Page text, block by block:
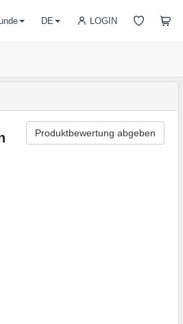
LOGIN
DE
Produktbewertung abgeben